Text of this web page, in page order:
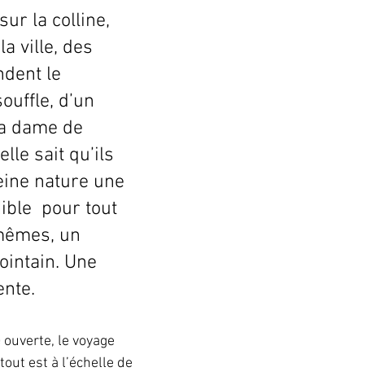
la colline,
ville, des
le
d’un
dame de
sait qu’ils
nature une
pour tout
un
Une
le voyage
est à l’échelle de